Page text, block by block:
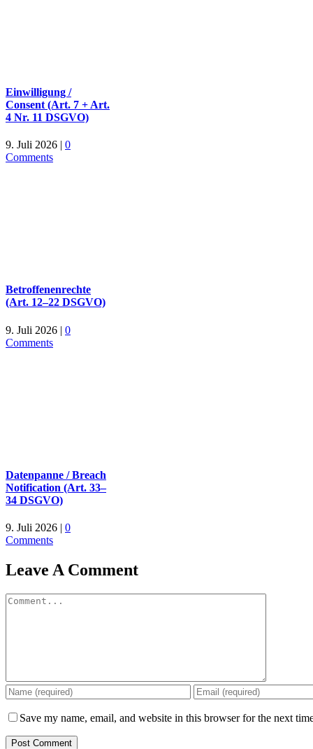
Einwilligung /
Consent (Art. 7 + Art.
4 Nr. 11 DSGVO)
9. Juli 2026 | 0
Comments
Betroffenenrechte
(Art. 12–22 DSGVO)
9. Juli 2026 | 0
Comments
Datenpanne / Breach
Notification (Art. 33–
34 DSGVO)
9. Juli 2026 | 0
Comments
Leave A Comment
Comment
Save my name, email, and website in this browser for the next